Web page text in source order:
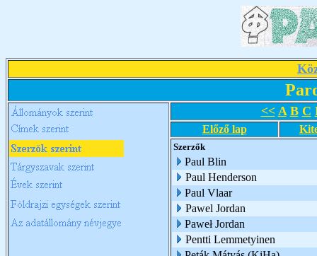
<< A B C
Előző lap
Szerzők
Paul Blin
Paul Henderson
Paul Vlaar
Pawel Jordan
Paweł Jordan
Pentti Lemmetyinen